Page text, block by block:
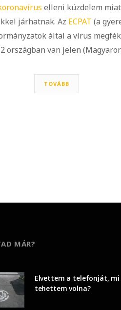
elleni küzdelem
járhatnak. Az ECPAT (a
által a vírus
országban van jelen
TOVÁBB
MÁR?
Elvettem a telefonját,
tehettem volna?